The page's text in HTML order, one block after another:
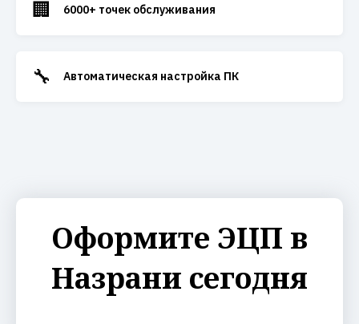
🏢 6000+ точек обслуживания
🔧 Автоматическая настройка ПК
Оформите ЭЦП в
Назрани сегодня